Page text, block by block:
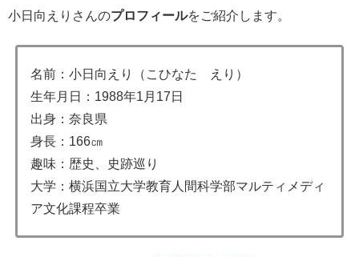
小日向えりさんのプロフィールをご紹介します。
名前：小日向えり（こひなた えり）
生年月日：1988年1月17日
出身：奈良県
身長：166㎝
趣味：歴史、史跡巡り
大学：横浜国立大学教育人間科学部マルティメディ
ア文化課程卒業